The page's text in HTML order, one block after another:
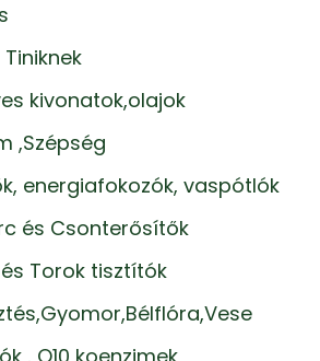
kivonatok,olajok
,Szépség
energiafokozók, vaspótlók
és Csonterősítők
Torok tisztítók